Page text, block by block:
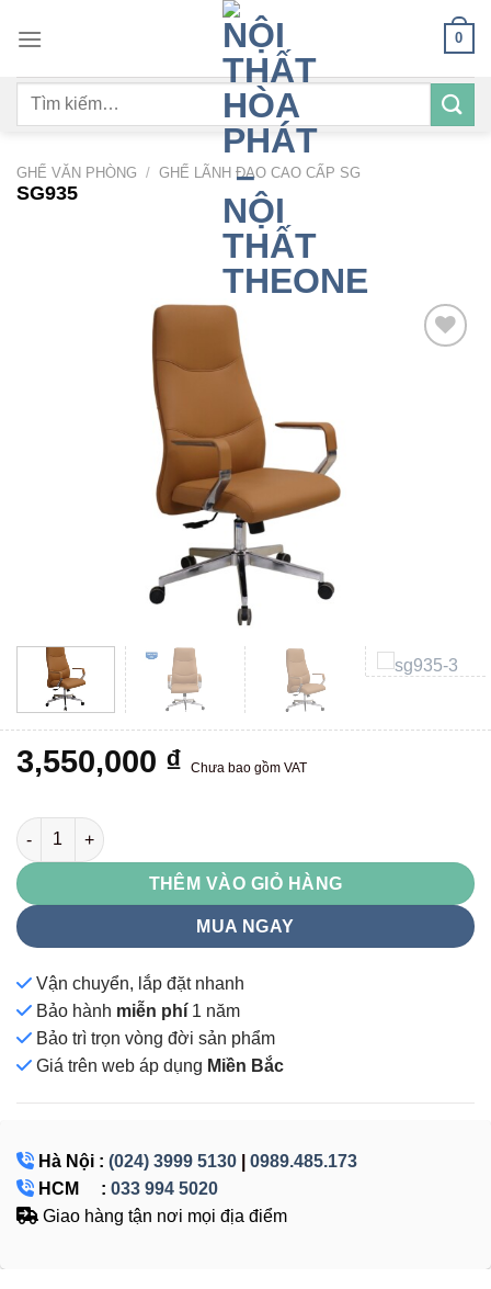
qua
dung
0
Tìm
GHẾ VĂN PHÒNG / GHẾ LÃNH ĐẠO CAO CẤP SG
SG935
3,550,000 ₫ Chưa bao gồm VAT
SG935 số lượng
THÊM VÀO GIỎ HÀNG
MUA NGAY
Vận chuyển, lắp đặt nhanh
Bảo hành miễn phí 1 năm
Bảo trì trọn vòng đời sản phẩm
Giá trên web áp dụng Miền Bắc
Hà Nội : (024) 3999 5130
0989.485.173
HCM : 033 994 5020
Giao hàng tận nơi mọi địa điểm